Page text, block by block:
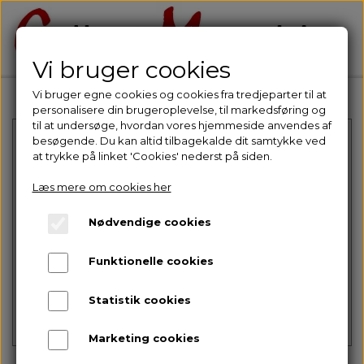
Intet billede
Vi bruger cookies
Vi bruger egne cookies og cookies fra tredjeparter til at
personalisere din brugeroplevelse, til markedsføring og
til at undersøge, hvordan vores hjemmeside anvendes af
besøgende. Du kan altid tilbagekalde dit samtykke ved
at trykke på linket 'Cookies' nederst på siden.
Læs mere om cookies her
Nødvendige cookies
Funktionelle cookies
Statistik cookies
Marketing cookies